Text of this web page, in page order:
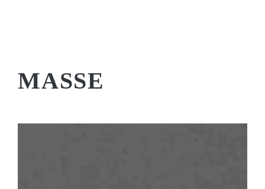
MASSE